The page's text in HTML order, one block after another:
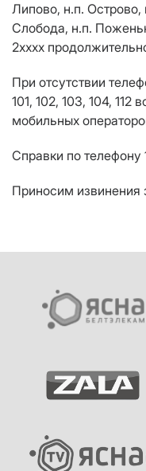
Липово, н.п.
Слобода, н.п.
2хххх
При отсутствии
101, 102, 103, 104,
мобильных
Справки по телефону
Приносим извинения